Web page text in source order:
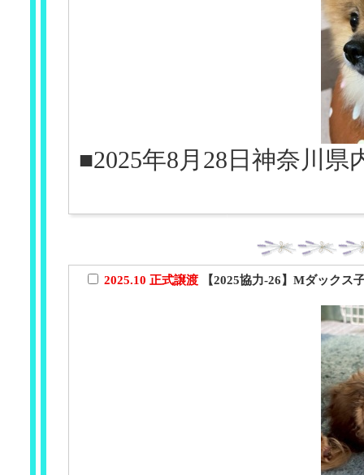
■2025年8月28日神奈川
2025.10 正式譲渡 【2025協力-26】Mダックス